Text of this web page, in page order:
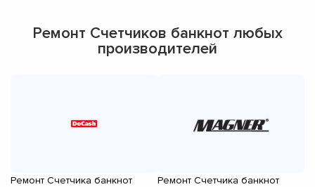
Ремонт Счетчиков банкнот любых
производителей
Ремонт Счетчика банкнот
Ремонт Счетчика банкнот